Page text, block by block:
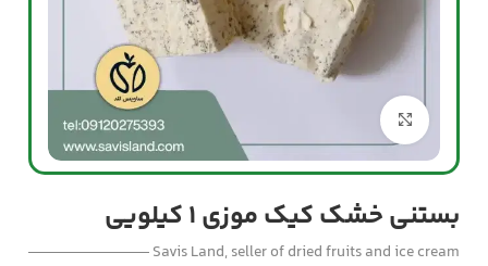
بزرگنمایی تصویر
بستنی خشک کیک موزی 1 کیلویی
Savis Land, seller of dried fruits and ice cream